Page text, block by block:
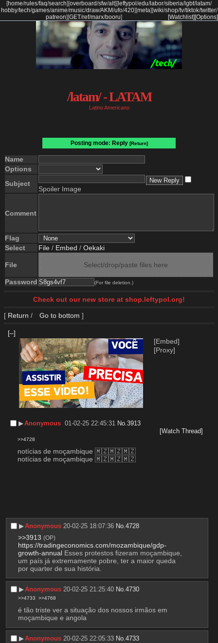
[home/rules/faq/search] [overboard/sfw/alt] [ leftypol /edu/labor/siberia/lgbt/latam/
hobby/tech/games/anime/music/draw/AKM/ufo/420] [meta] [wiki/shop/tv/tiktok/twitter/
patreon] [GET/ref/marx/booru] [Options]
[Watchlist]
/latam/ - LATAM
Latino Americano
Posting mode: Reply [Return]
Name
Options
Subject
Spoiler Image
Comment
Flag
Select
File / Embed / Oekaki
File Select/drop/paste files here
Password (For file deletion.)
Check out our new store at shop.leftypol.org!
[ Return / Go to bottom ]
[–]
[Embed]
[Proxy]
▶︎Anonymous 01-02-25 22:45:31 No.3913
[Watch Thread]
>>4728
notícias de moçambique 🇲🇿🇲🇿🇲🇿
notícias de moçambique 🇲🇿🇲🇿🇲🇿
▶︎Anonymous 20-02-25 18:07:36 No.4728
>>3913 (OP)
https://tradingeconomics.com/mozambique/gdp-
growth-annual Esses protestos fizeram moçambique,
um país já extremamente pobre, ter a maior queda
por quarter de sua história.
▶︎Anonymous 20-02-25 21:25:40 No.4730
>>4733 >>4768
é tão triste ver a situação dos nossos irmãos em
moçambique e angola
▶︎Anonymous 20-02-25 22:05:33 No.4733